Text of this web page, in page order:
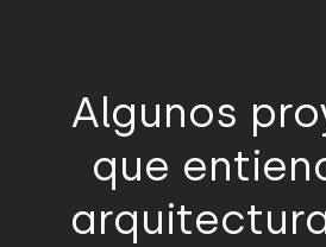
Algunos
que